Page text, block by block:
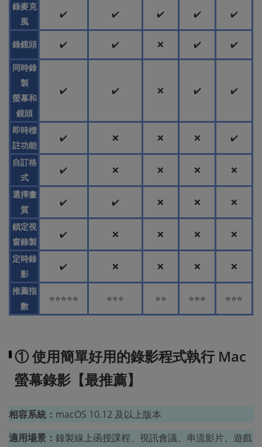
錄麥克
風
✔️ ✔️ ✔️ ✔️ ✔️
錄鏡頭 ✔️ ✔️ ❌ ✔️ ✔️
同時錄
製
螢幕和
鏡頭
✔️ ✔️ ❌ ✔️ ✔️
即時標
註功能
✔️ ❌ ❌ ❌ ✔️
自訂格
式
✔️ ❌ ❌ ❌ ❌
選擇畫
質
✔️ ✔️ ❌ ❌ ❌
鎖定視
窗錄製
✔️ ❌ ❌ ❌ ❌
定時錄
影
✔️ ❌ ❌ ❌ ❌
推薦指
數
⭐⭐⭐⭐⭐ ⭐⭐⭐ ⭐⭐ ⭐⭐⭐ ⭐⭐⭐
① 使用簡單好用的錄影程式執行 Mac
螢幕錄影【最推薦】
相容系統： macOS 10.12 及以上版本
適用場景： 錄製線上函授課程、視訊會議、串流影片、遊戲